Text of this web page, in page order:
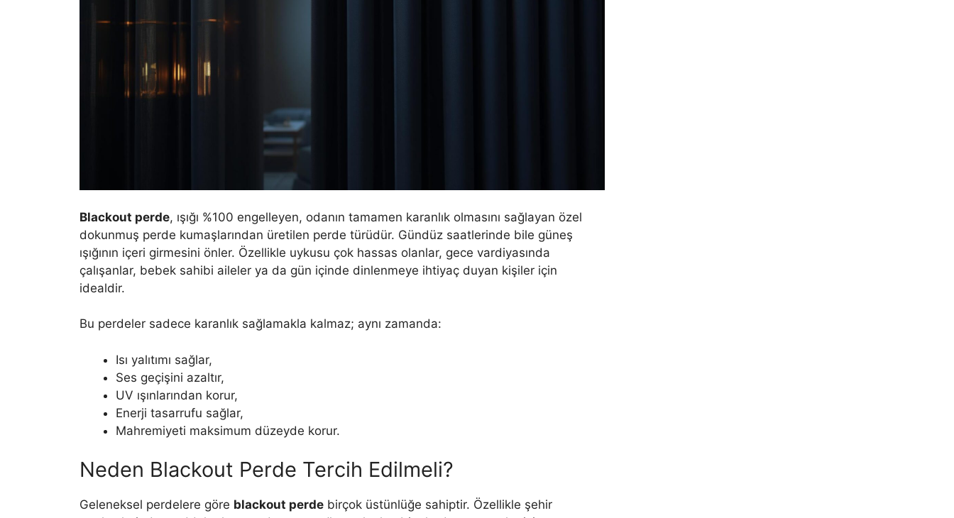
Blackout perde, ışığı %100 engelleyen, odanın tamamen karanlık olmasını sağlayan özel
dokunmuş perde kumaşlarından üretilen perde türüdür. Gündüz saatlerinde bile güneş
ışığının içeri girmesini önler. Özellikle uykusu çok hassas olanlar, gece vardiyasında
çalışanlar, bebek sahibi aileler ya da gün içinde dinlenmeye ihtiyaç duyan kişiler için
idealdir.
Bu perdeler sadece karanlık sağlamakla kalmaz; aynı zamanda:
Isı yalıtımı sağlar,
Ses geçişini azaltır,
UV ışınlarından korur,
Enerji tasarrufu sağlar,
Mahremiyeti maksimum düzeyde korur.
Neden Blackout Perde Tercih Edilmeli?
Geleneksel perdelere göre blackout perde birçok üstünlüğe sahiptir. Özellikle şehir